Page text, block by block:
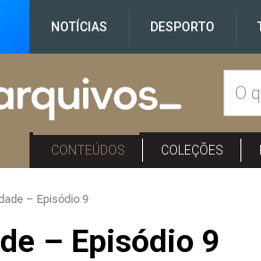
NOTÍCIAS DESPORTO
CONTEÚDOS COLEÇÕES
– Episódio 9
– Episódio 9